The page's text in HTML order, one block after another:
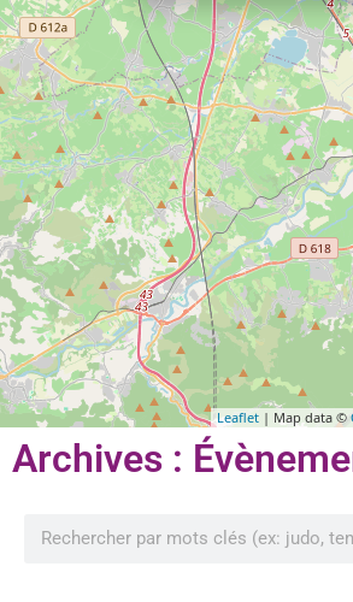
Leaflet | Map data ©
Archives :